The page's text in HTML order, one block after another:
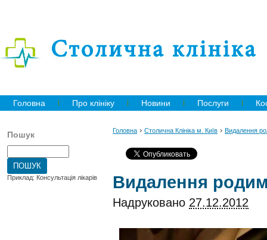
Головна Про клініку Новини Послуги
Пошук
Приклад: Консультація лікарів
Головна › Столична Клініка м. Київ › Видалення
Видалення
Надруковано 27.12.2012